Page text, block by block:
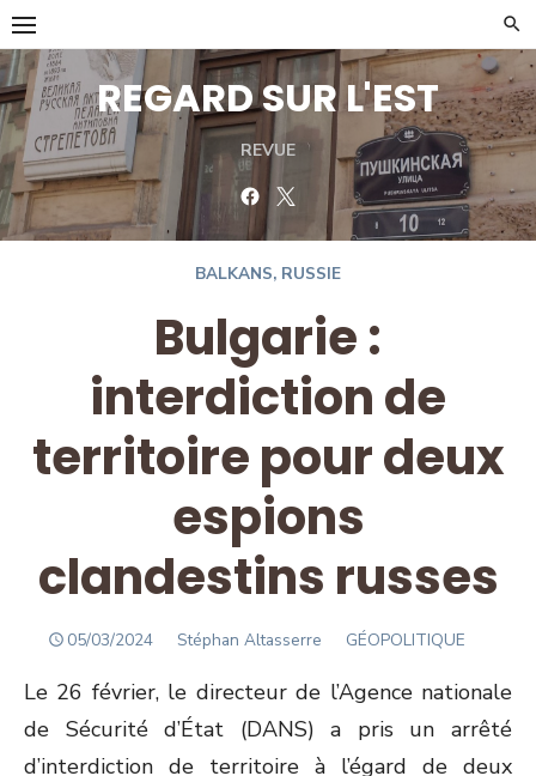
Skip
to
content
REGARD SUR L'EST
REVUE
FacebookTwitter
BALKANS, RUSSIE
Bulgarie :
interdiction de
territoire pour deux
espions
clandestins russes
POSTED
05/03/2024 Author
Stéphan Altasserre GÉOPOLITIQUE
Le 26 février, le directeur de l’Agence nationale
de Sécurité d’État (DANS) a pris un arrêté
d’interdiction de territoire à l’égard de deux